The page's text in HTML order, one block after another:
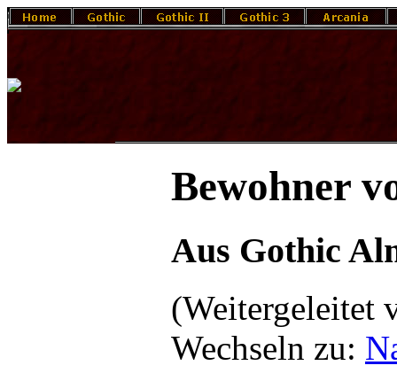
Bewohner
Aus Gothic
(Weitergeleitet
Wechseln zu: